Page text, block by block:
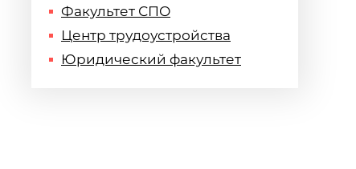
Факультет СПО
Центр трудоустройства
Юридический факультет